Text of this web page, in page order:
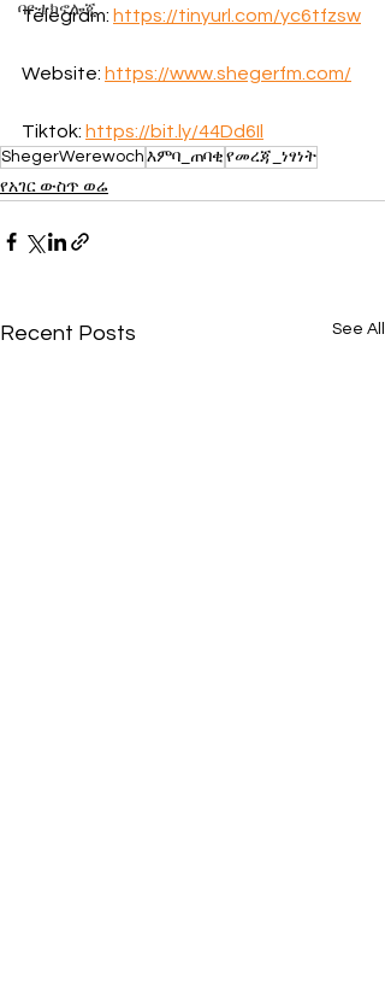
ባዮቴክኖሎጂ
Telegram: https://tinyurl.com/yc6tfzsw
Website: https://www.shegerfm.com/
Tiktok: https://bit.ly/44Dd6Il
ShegerWerewoch እምባ_ጠባቂ የመረጃ_ነፃነት
የአገር ውስጥ ወሬ
Recent Posts See All